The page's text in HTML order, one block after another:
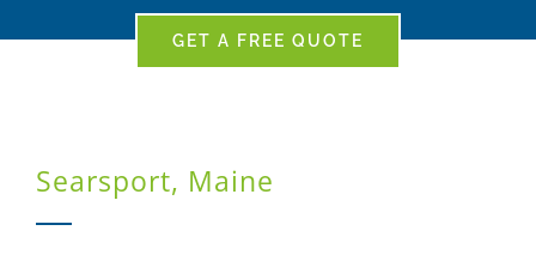
GET A FREE QUOTE
Searsport, Maine